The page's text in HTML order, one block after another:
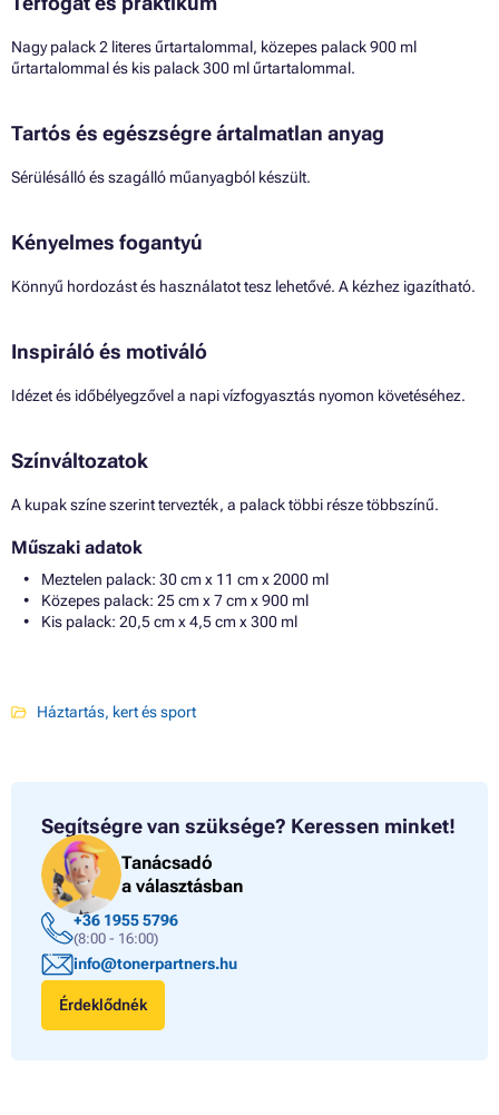
Nagy palack 2 literes űrtartalommal, közepes palack 900 ml
űrtartalommal és kis palack 300 ml űrtartalommal.
Tartós és egészségre ártalmatlan anyag
Sérülésálló és szagálló műanyagból készült.
Kényelmes fogantyú
Könnyű hordozást és használatot tesz lehetővé. A kézhez igazítható.
Inspiráló és motiváló
Idézet és időbélyegzővel a napi vízfogyasztás nyomon követéséhez.
Színváltozatok
A kupak színe szerint tervezték, a palack többi része többszínű.
Műszaki adatok
Meztelen palack: 30 cm x 11 cm x 2000 ml
Közepes palack: 25 cm x 7 cm x 900 ml
Kis palack: 20,5 cm x 4,5 cm x 300 ml
Háztartás, kert és sport
Segítségre van szüksége? Keressen minket!
Tanácsadó
a választásban
+36 1955 5796
(8:00 - 16:00)
info@tonerpartners.hu
Érdeklődnék